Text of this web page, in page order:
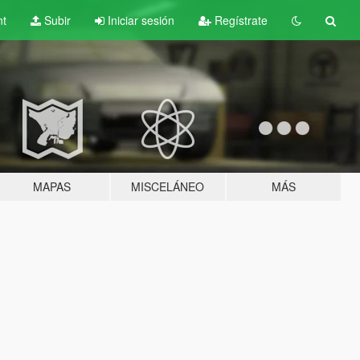
Subir Iniciar sesión Regístrate
MAPAS MISCELÁNEO MÁS